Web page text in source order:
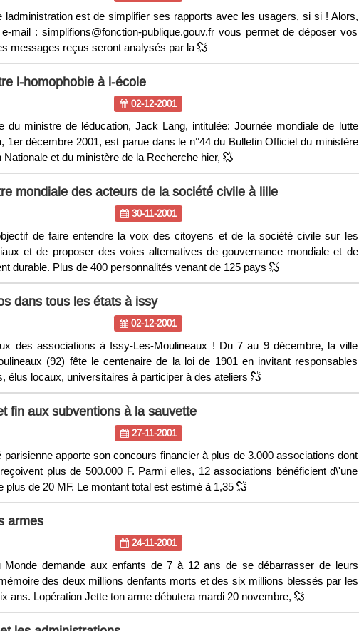
ladministration est de simplifier ses rapports avec les usagers, si si ! Alors,
mail : simplifions@fonction-publique.gouv.fr vous permet de déposer vos
messages reçus seront analysés par la
l-homophobie à l-école
02-12-2001
du ministre de léducation, Jack Lang, intitulée: Journée mondiale de lutte
1er décembre 2001, est parue dans le n°44 du Bulletin Officiel du ministère
Nationale et du ministère de la Recherche hier,
mondiale des acteurs de la société civile à lille
30-11-2001
de faire entendre la voix des citoyens et de la société civile sur les
et de proposer des voies alternatives de gouvernance mondiale et de
durable. Plus de 400 personnalités venant de 125 pays
dans tous les états à issy
02-12-2001
des associations à Issy-Les-Moulineaux ! Du 7 au 9 décembre, la ville
(92) fête le centenaire de la loi de 1901 en invitant responsables
élus locaux, universitaires à participer à des ateliers
fin aux subventions à la sauvette
27-11-2001
parisienne apporte son concours financier à plus de 3.000 associations dont
plus de 500.000 F. Parmi elles, 12 associations bénéficient d\'une
plus de 20 MF. Le montant total est estimé à 1,35
armes
24-11-2001
Monde demande aux enfants de 7 à 12 ans de se débarrasser de leurs
des deux millions denfants morts et des six millions blessés par les
ans. Lopération Jette ton arme débutera mardi 20 novembre,